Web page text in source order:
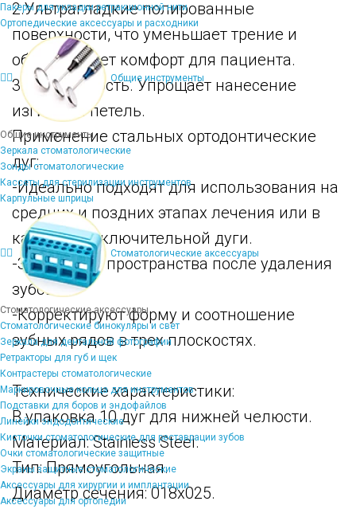
Пакеры для укладки ретракционной нити
Ортопедические аксессуары и расходники
Общие инструменты
Общие инструменты
Зеркала стоматологические
Зонды стоматологические
Кассеты для стерилизации инструментов
Карпульные шприцы
Стоматологические аксессуары
Стоматологические аксессуары
Стоматологические бинокуляры и свет
Зеркала для дентальной фотографии
Ретракторы для губ и щек
Контрастеры стоматологические
Маркировочные кольца для инструментов
Подставки для боров и эндофайлов
Линейки эндодонтические
Кисточки стоматологические для реставрации зубов
Очки стоматологические защитные
Экраны защитные стоматологические
Аксессуары для хирургии и имплантации
Аксессуары для ортопедии
2.Ультрагладкие полированные
поверхности, что уменьшает трение и
обеспечивает комфорт для пациента.
3.Пластичность. Упрощает нанесение
изгибов и петель.
Применение стальных ортодонтические
дуг:
-Идеально подходят для использования на
средних и поздних этапах лечения или в
качестве заключительной дуги.
-Закрывают пространства после удаления
зубов.
-Корректируют форму и соотношение
зубных рядов в трех плоскостях.
Технические характеристики:
В упаковка 10 дуг для нижней челюсти.
Материал: Stainiess Steel.
Тип: Прямоугольная.
Диаметр сечения: 018х025.